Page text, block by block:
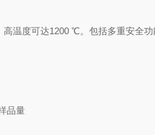
温度可达1200 ℃。包括多重安全功
品量